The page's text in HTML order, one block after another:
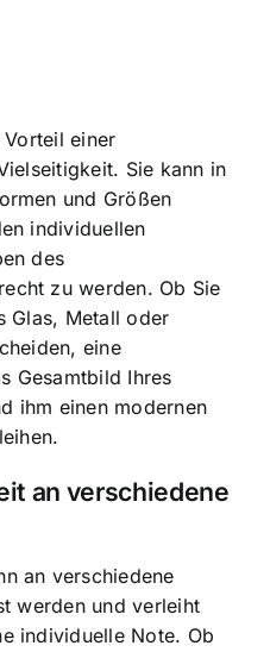
einer
Sie kann in
und Größen
individuellen
des
zu werden. Ob Sie
Glas, Metall oder
eine
Gesamtbild Ihres
ihm einen modernen
an verschiedene
an verschiedene
werden und verleiht
individuelle Note. Ob